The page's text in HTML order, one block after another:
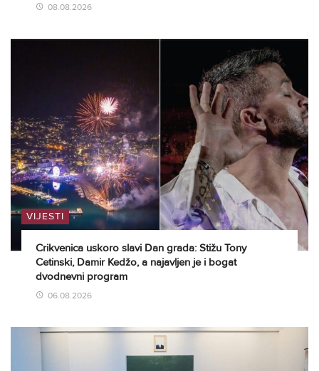
08.08.2026
VIJESTI
Crikvenica uskoro slavi Dan grada: Stižu Tony
Cetinski, Damir Kedžo, a najavljen je i bogat
dvodnevni program
06.08.2026